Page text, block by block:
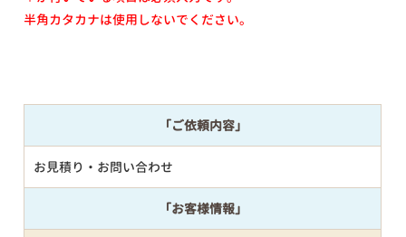
半角カタカナは使用しないでください。
「ご依頼内容」
お見積り・お問い合わせ
「お客様情報」